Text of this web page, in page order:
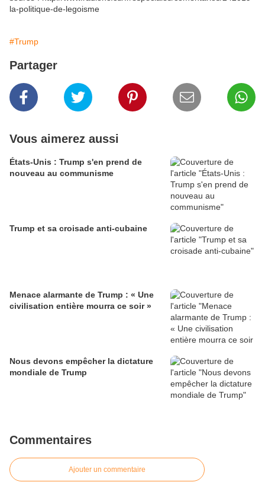
la-politique-de-legoisme
#Trump
Partager
Vous aimerez aussi
États-Unis : Trump s'en prend de
nouveau au communisme
Trump et sa croisade anti-cubaine
Menace alarmante de Trump : « Une
civilisation entière mourra ce soir »
Nous devons empêcher la dictature
mondiale de Trump
Commentaires
Ajouter un commentaire